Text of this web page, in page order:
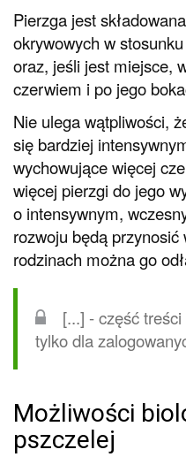
Pierzga jest
okrywowych w
oraz, jeśli jest miejsce,
czerwiem i po jego
Nie ulega wątpliwości,
się bardziej
wychowujące więcej
więcej pierzgi do jego
o intensywnym,
rozwoju będą przynosić
rodzinach można go
[...] - część
tylko dla
Możliwości
pszczelej